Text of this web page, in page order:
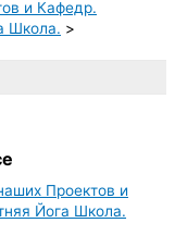
и Кафедр.
Школа.
Проектов и
Йога Школа.